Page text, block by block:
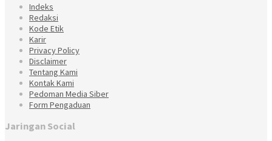
Indeks
Redaksi
Kode Etik
Karir
Privacy Policy
Disclaimer
Tentang Kami
Kontak Kami
Pedoman Media Siber
Form Pengaduan
Jaringan Social